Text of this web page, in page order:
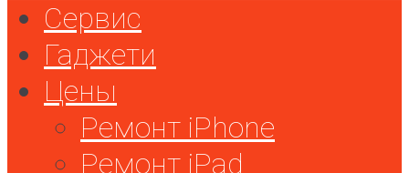
Сервис
Гаджети
Цены
Ремонт iPhone
Ремонт iPad